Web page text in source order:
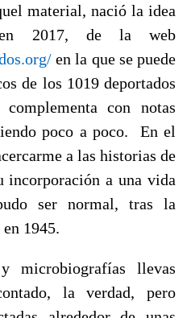
material, nació la idea
2017, de la web
en la que se puede
de los 1019 deportados
con notas
poco a poco. En el
a las historias de
incorporación a una vida
ser normal, tras la
1945.
microbiografías llevas
la verdad, pero